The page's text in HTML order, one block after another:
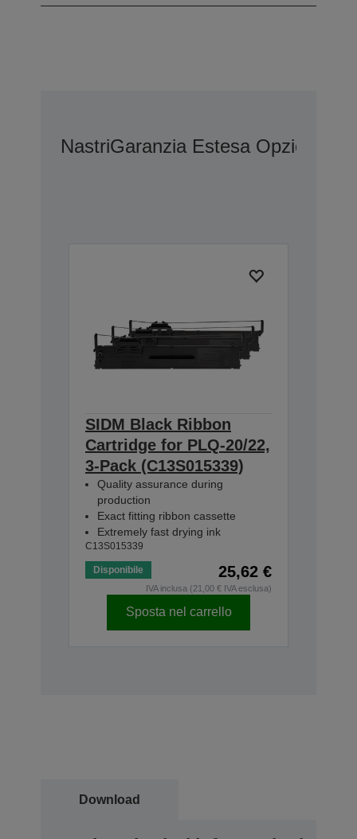
NastriGaranzia Estesa Opzionale
SIDM Black Ribbon
Cartridge for PLQ-20/22,
3-Pack (C13S015339)
Quality assurance during
production
Exact fitting ribbon cassette
Extremely fast drying ink
C13S015339
Disponibile 25,62 €
IVA inclusa (21,00 € IVA esclusa)
Sposta nel carrello
Download